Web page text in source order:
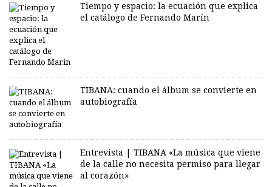
Tiempo y espacio: la ecuación que explica
el catálogo de Fernando Marín
TIBANA: cuando el álbum se convierte en
autobiografía
Entrevista | TIBANA «La música que viene
de la calle no necesita permiso para llegar
al corazón»